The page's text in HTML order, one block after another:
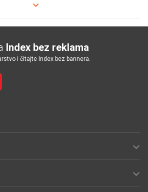
Index bez reklama
i čitajte Index bez bannera.